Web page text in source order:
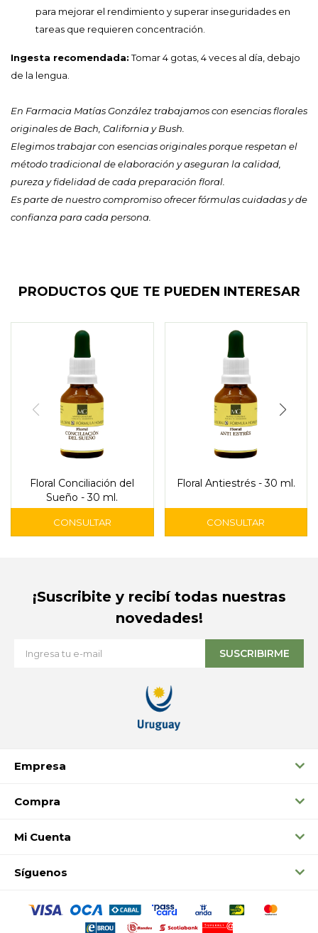
para mejorar el rendimiento y superar inseguridades en
tareas que requieren concentración.
Ingesta recomendada:Tomar 4 gotas, 4 veces al día, debajo
de la lengua.
En Farmacia Matías González trabajamos con esencias florales
originales de Bach, California y Bush.
Elegimos trabajar con esencias originales porque respetan el
método tradicional de elaboración y aseguran la calidad,
pureza y fidelidad de cada preparación floral.
Es parte de nuestro compromiso ofrecer fórmulas cuidadas y de
confianza para cada persona.
PRODUCTOS QUE TE PUEDEN INTERESAR
Floral Conciliación del
Sueño - 30 ml.
Floral Antiestrés - 30 ml.
Empresa
Compra
Mi Cuenta
Síguenos
¡Suscribite y recibí todas nuestras
novedades!
SUSCRIBIRME